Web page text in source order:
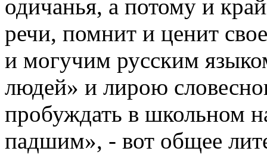
одичанья, а потому и
речи, помнит и ценит
и могучим русским
людей» и лирою
пробуждать в школьном
падшим», - вот общее